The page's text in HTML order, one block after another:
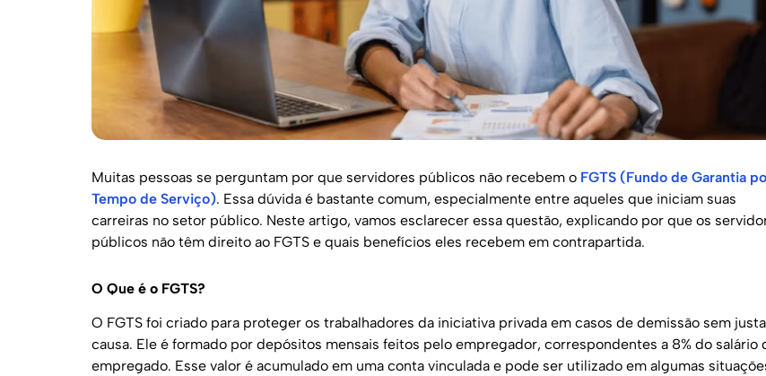
Muitas pessoas se perguntam por que servidores públicos não recebem o FGTS (Fundo de Garantia
Tempo de Serviço). Essa dúvida é bastante comum, especialmente entre aqueles que iniciam suas
carreiras no setor público. Neste artigo, vamos esclarecer essa questão, explicando por que os
públicos não têm direito ao FGTS e quais benefícios eles recebem em contrapartida.
O Que é o FGTS?
O FGTS foi criado para proteger os trabalhadores da iniciativa privada em casos de demissão sem justa
causa. Ele é formado por depósitos mensais feitos pelo empregador, correspondentes a 8% do salário
empregado. Esse valor é acumulado em uma conta vinculada e pode ser utilizado em algumas